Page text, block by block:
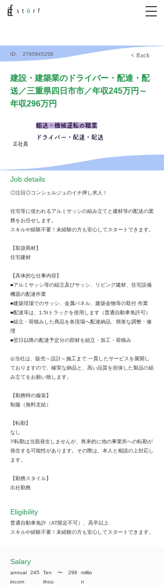
ID: 2795845258 < Back
建設・建築業のドライバー・配達・配
送／三重県四日市市／年収245万円～
年収296万円
正社員
輸送・機械運転の職業
ドライバー・配達・配送
​Job details
◎注目◎コンシェルジュのイチ押し求人！
住宅等に使われるアルミサッシの組み立てと建材等の配送の業
務をお任せします。
スキルや経験不要！未経験の方も安心してスタートできます。
【取扱商材】
住宅建材
【具体的な仕事内容】
■アルミサッシ等の組立及びサッシ、リビング建材、住宅設備
機器の配達作業
■建築現場でのサッシ、金属パネル、建築金物等の取付 作業
■配達等は、1.5tトラックを使用します（普通自動車免許可）
■組立・荷積みした商品を各現場へ配達納品、簡単な調整・修
理
■翌日以降の配達予定分の部材を組立・加工・荷積み
◎当社は、販売～設計～施工まで 一貫したサービスを展開し
ておりますので、確実な納品と、高い品質を担保した製品の組
み立てをお願い致します。
【勤務時の服装】
制服（無料支給）
【転勤】
なし
※転勤は当面発生しませんが、将来的に他の事業所への転勤が
発生する可能性があります。その際は、本人と相談の上対応し
ます。
【勤務スタイル】
出社勤務
Eligibility
普通自動車免許（AT限定不可）、高卒以上
スキルや経験不要！未経験の方も安心してスタートできます。
​Salary
annual
incom
245
Ten
thou
​〜 296
millio
n